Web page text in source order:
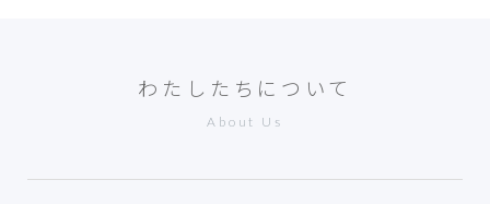
わたしたちについて
About Us